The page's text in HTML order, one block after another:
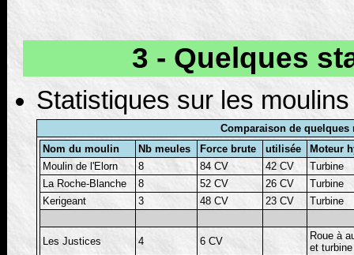
3 - Quelques
Statistiques sur les
Comparaison de quelques
Nom du moulin
Nb meules Force brute utilisée
Moteur
Moulin de l'Elorn
8 84 CV 42 CV
Turbine
La Roche-Blanche
8 52 CV 26 CV
Turbine
Kerigeant
3 48 CV 23 CV Turbine
Les Justices 4 6 CV
Roue à
et turbine